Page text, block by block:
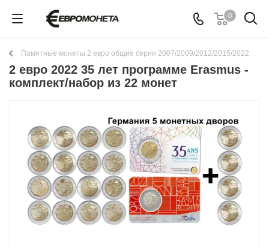
0
Памятные монеты 2 евро общие серии 2007/2009/2012/2015/2022
2 евро 2022 35 лет программе Erasmus -
комплект/набор из 22 монет